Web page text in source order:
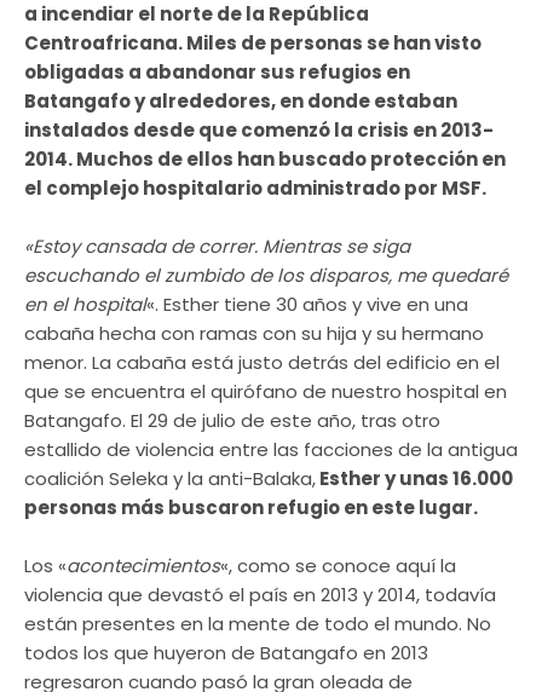
a incendiar el norte de la República
Centroafricana. Miles de personas se han visto
obligadas a abandonar sus refugios en
Batangafo y alrededores, en donde estaban
instalados desde que comenzó la crisis en 2013-
2014. Muchos de ellos han buscado protección en
el complejo hospitalario administrado por MSF.
«Estoy cansada de correr. Mientras se siga
escuchando el zumbido de los disparos, me quedaré
en el hospital«. Esther tiene 30 años y vive en una
cabaña hecha con ramas con su hija y su hermano
menor. La cabaña está justo detrás del edificio en el
que se encuentra el quirófano de nuestro hospital en
Batangafo. El 29 de julio de este año, tras otro
estallido de violencia entre las facciones de la antigua
coalición Seleka y la anti-Balaka,Esther y unas 16.000
personas más buscaron refugio en este lugar.
Los «acontecimientos«, como se conoce aquí la
violencia que devastó el país en 2013 y 2014, todavía
están presentes en la mente de todo el mundo. No
todos los que huyeron de Batangafo en 2013
regresaron cuando pasó la gran oleada de